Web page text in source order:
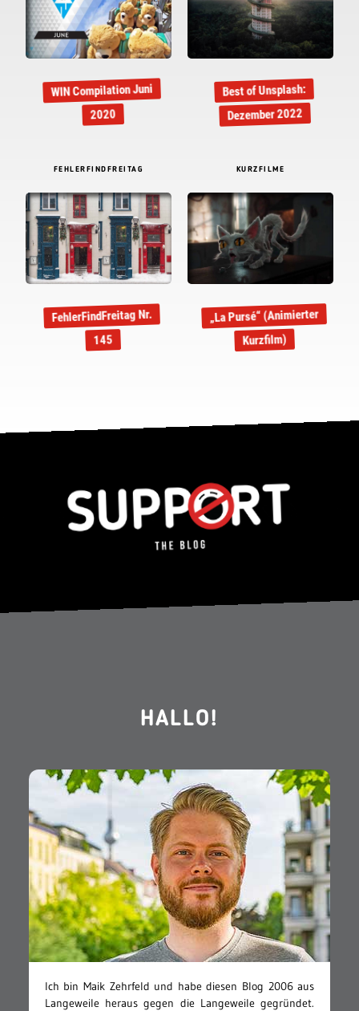
WIN Compilation Juni
2020
Best of Unsplash:
Dezember 2022
FEHLERFINDFREITAG
FehlerFindFreitag Nr.
145
KURZFILME
„La Pursé“ (Animierter
Kurzfilm)
HALLO!
Ich bin Maik Zehrfeld und habe diesen Blog 2006 aus
Langeweile heraus gegen die Langeweile gegründet.